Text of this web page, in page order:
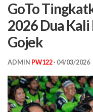
GoTo
2026 Dua
Gojek
ADMIN PW122· 04/03/2026